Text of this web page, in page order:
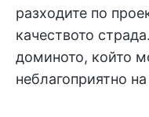
разходите по
качеството
доминото, който
неблагоприятно